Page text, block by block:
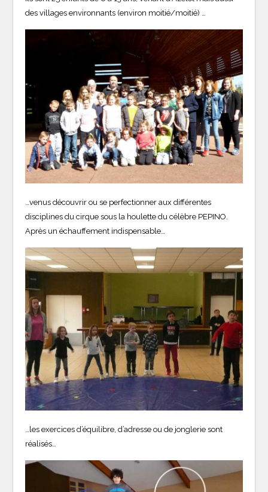
des villages environnants (environ moitié/moitié) …
…venus découvrir ou se perfectionner aux différentes
disciplines du cirque sous la houlette du célèbre PEPINO.
Après un échauffement indispensable…
…les exercices d’équilibre, d’adresse ou de jonglerie sont
réalisés…